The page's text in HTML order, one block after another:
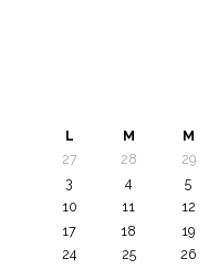
L M M
27
28 29
3
4 5
10
11 12
17
18 19
24
25 26